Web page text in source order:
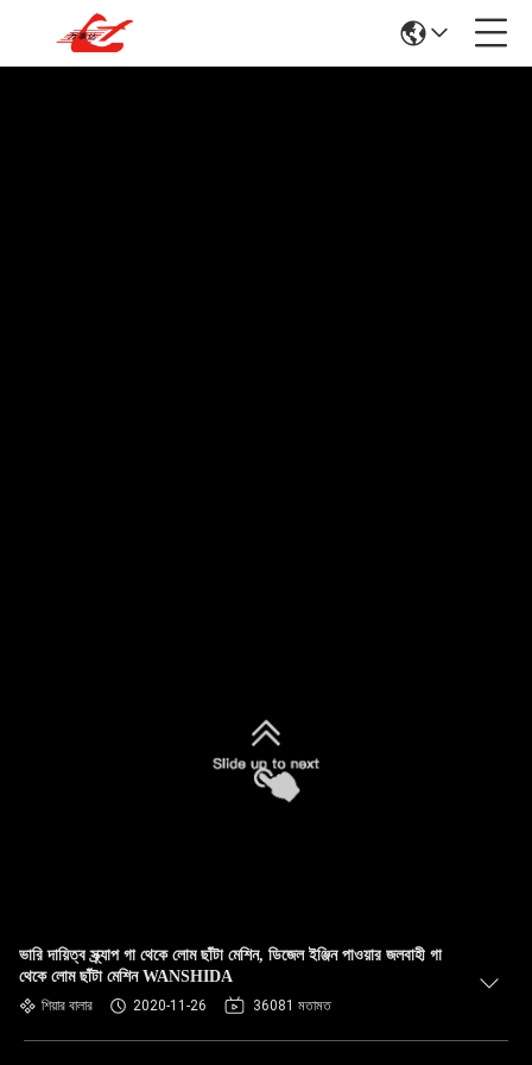
ভারি দায়িত্ব স্ক্র্যাপ গা থেকে লোম ছাঁটা মেশিন, ডিজেল ইঞ্জিন পাওয়ার জলবাহী গা
থেকে লোম ছাঁটা মেশিন WANSHIDA
শিয়ার বালার 2020-11-26 36081 মতামত